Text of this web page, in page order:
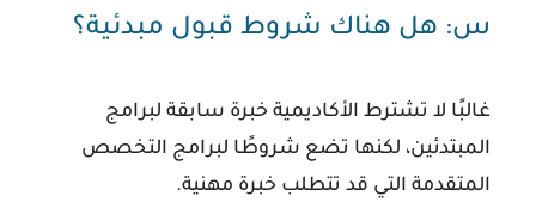
س: هل هناك شروط قبول مبدئية؟
غالبًا لا تشترط الأكاديمية خبرة سابقة لبرامج
المبتدئين، لكنها تضع شروطًا لبرامج التخصص
المتقدمة التي قد تتطلب خبرة مهنية.